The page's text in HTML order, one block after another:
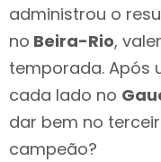
administrou o
no Beira-Rio,
temporada. Após
cada lado no
dar bem no
campeão?